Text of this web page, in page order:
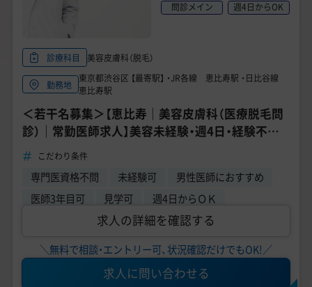
問診メイン
週4日からOK
診療科目 美容皮膚科（脱毛）
勤務地
東京都渋谷区 【最寄駅】 ・JR各線 恵比寿駅 ・日比谷線
恵比寿駅
＜若干名募集＞【恵比寿｜美容皮膚科（医療脱毛問
診）｜常勤医師求人】美容未経験・週4日・経験不問・
医師3年目エントリー可能！
こだわり条件
専門医資格不問 未経験可
男性医師におすすめ
医師3年目可
見学可 週4日からＯＫ
求人の詳細を確認する
＼無料で相談・エントリー可、状況確認だけでもOK!／
求人に問い合わせる